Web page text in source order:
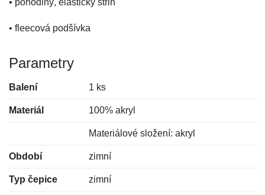
• pohodlný, elastický střih
• fleecová podšívka
Parametry
Balení 1 ks
Materiál 100% akryl
Materiálové složení: akryl
Období zimní
Typ čepice zimní